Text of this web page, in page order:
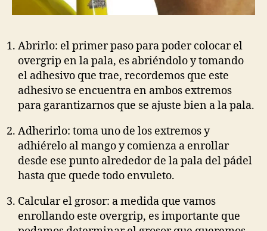
Abrirlo: el primer paso para poder colocar el
overgrip en la pala, es abriéndolo y tomando
el adhesivo que trae, recordemos que este
adhesivo se encuentra en ambos extremos
para garantizarnos que se ajuste bien a la pala.
Adherirlo: toma uno de los extremos y
adhiérelo al mango y comienza a enrollar
desde ese punto alrededor de la pala del pádel
hasta que quede todo envuleto.
Calcular el grosor: a medida que vamos
enrollando este overgrip, es importante que